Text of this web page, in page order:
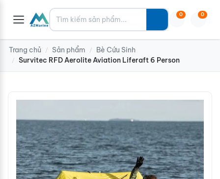
Tìm kiếm 0 0
Trang chủ / Sản phẩm / Bè Cứu Sinh
/ Survitec RFD Aerolite Aviation Liferaft 6 Person